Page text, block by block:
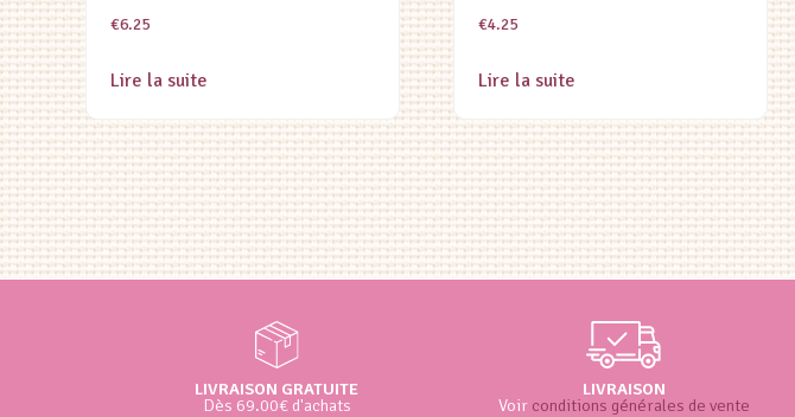
€6.25
Lire la suite
€4.25
Lire la suite
LIVRAISON GRATUITE
Dès 69.00€ d'achats
LIVRAISON
Voir conditions générales de vente